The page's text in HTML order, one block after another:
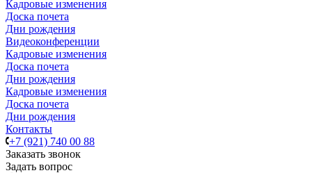
Кадровые изменения
Доска почета
Дни рождения
Видеоконференции
Кадровые изменения
Доска почета
Дни рождения
Кадровые изменения
Доска почета
Дни рождения
Контакты
+7 (921) 740 00 88
Заказать звонок
Задать вопрос